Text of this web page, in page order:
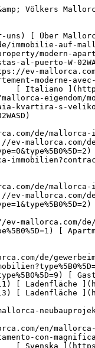
[ Penthouse ](https://ev-mallorca.com/de/holiday-rentals?type%5B0%5D=5) 

  Gewerbe  [ Alle Immobilien ](https://ev-mallorca.com/de/gewerbeimmobilien) [ Land und Forstwirtschaft ](https://ev-mallorca.com/de/gewerbeimmobilien?type%5B0%5D=6) [ Hotel ](https://ev-mallorca.com/de/gewerbeimmobilien?type%5B0%5D=7) [ Industrie ](https://ev-mallorca.com/de/gewerbeimmobilien?type%5B0%5D=8) [ Investment ](https://ev-mallorca.com/de/gewerbeimmobilien?type%5B0%5D=9) [ Gastronomie ](https://ev-mallorca.com/de/gewerbeimmobilien?type%5B0%5D=10) [ Grundstück ](https://ev-mallorca.com/de/gewerbeimmobilien?type%5B0%5D=11) [ Ladenfläche ](https://ev-mallorca.com/de/gewerbeimmobilien?type%5B0%5D=12) [ Sonstiges ](https://ev-mallorca.com/de/gewerbeimmobilien?type%5B0%5D=13) [ Ladenfläche ](https://ev-mallorca.com/de/gewerbeimmobilien?type%5B0%5D=14) 

 [ Neubauprojekt ](https://ev-mallorca.com/de/mallorca-neubauprojekt) 

     Deutsch       [ English ](https://ev-mallorca.com/en/mallorca-property/modern-apartment-with-superb-harbour-views-W-